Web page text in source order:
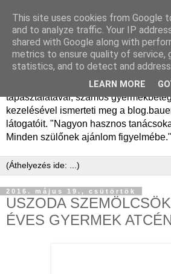
Dr. Bauer Béla
Dr. Bauer Béla Ph.D.
tapasztalatával, számos
kezelésével ismerteti meg a
látogatóit. "Nagyon hasznos
Minden szülőnek ajánlom
2016. május 19., csütörtök
USZODA
ÉVES GYERMEK
This site uses cookies from Google
and to analyze traffic. Your IP
shared with Google along with
metrics to ensure quality of service,
statistics, and to detect and address
LEARN MORE